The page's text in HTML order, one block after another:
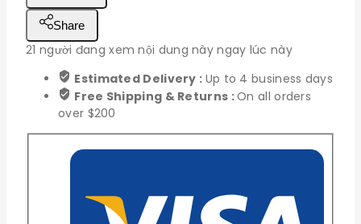
103J
lượng
Share
21 người đang xem nội dung này ngay lúc này
Estimated Delivery : Up to 4 business days
Free Shipping & Returns :On all orders
over $200